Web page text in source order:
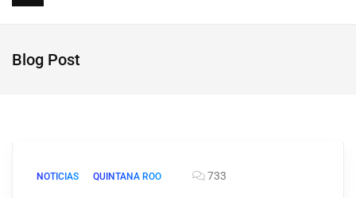
Blog Post
NOTICIAS QUINTANA ROO 733